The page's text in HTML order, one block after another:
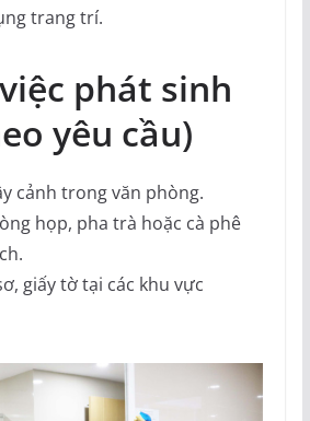
trang trí.
phát sinh
yêu cầu)
cảnh trong văn phòng.
họp, pha trà hoặc cà phê
giấy tờ tại các khu vực